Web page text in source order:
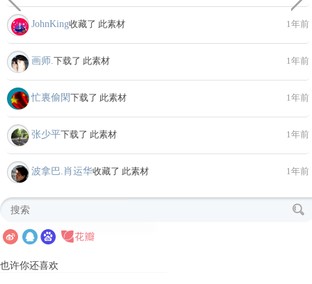
JohnKing收藏了 此素材 1年前
画师. 下载了 此素材 1年前
忙裏偷閑下载了 此素材 1年前
张少平下载了 此素材 1年前
波拿巴.肖运华收藏了 此素材 1年前
也许你还喜欢